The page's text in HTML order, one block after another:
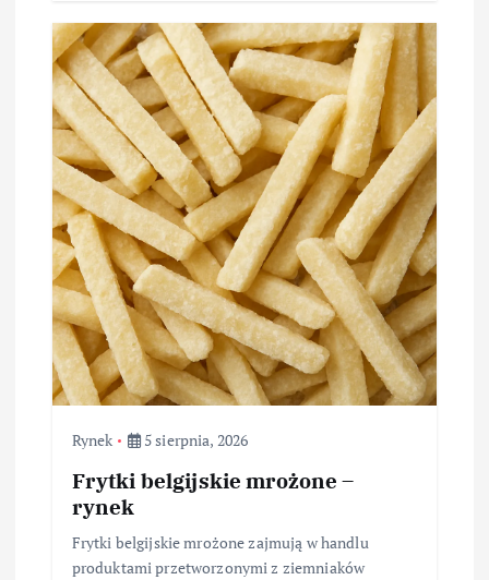
Rynek 5 sierpnia, 2026
Frytki belgijskie mrożone –
rynek
Frytki belgijskie mrożone zajmują w handlu
produktami przetworzonymi z ziemniaków